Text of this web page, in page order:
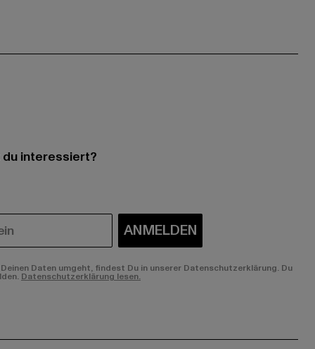
interessiert?
ANMELDEN
Daten umgeht, findest Du in unserer Datenschutzerklärung. Du
Datenschutzerklärung lesen.